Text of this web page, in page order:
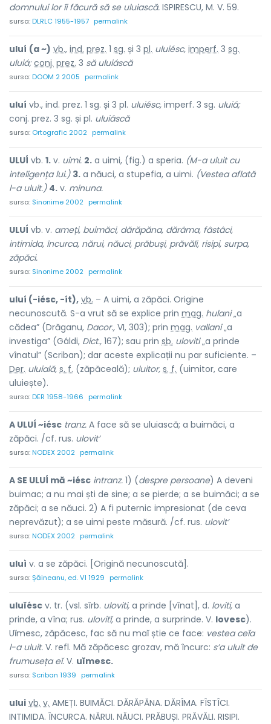
domnului lor îi făcură să se uluiască. ISPIRESCU, M. V. 59.
sursa:DLRLC 1955-1957 permalink
uluí (a ~) vb., ind. prez. 1 sg. și 3 pl. uluiésc, imperf. 3 sg.
uluiá; conj. prez. 3 să uluiáscă
sursa:DOOM 2 2005 permalink
uluí vb., ind. prez. 1 sg. și 3 pl. uluiésc, imperf. 3 sg. uluiá;
conj. prez. 3 sg. și pl. uluiáscă
sursa: Ortografic 2002 permalink
ULUÍ vb. 1. v. uimi. 2. a uimi, (fig.) a speria. (M-a uluit cu
inteligența lui.) 3. a năuci, a stupefia, a uimi. (Vestea aflată
l-a uluit.) 4. v. minuna.
sursa: Sinonime 2002 permalink
ULUÍ vb. v. ameți, buimăci, dărăpăna, dărâma, fâstâci,
intimida, încurca, nărui, năuci, prăbuși, prăvăli, risipi, surpa,
zăpăci.
sursa: Sinonime 2002 permalink
uluí (-iésc, -ít), vb. – A uimi, a zăpăci. Origine
necunoscută. S-a vrut să se explice prin mag. hulani„a
cădea” (Drăganu, Dacor., VI, 303); prin mag. vallani„a
investiga” (Gáldi, Dict., 167); sau prin sb. uloviti„a prinde
vînatul” (Scriban); dar aceste explicații nu par suficiente. –
Der. uluială, s. f. (zăpăceală); uluitor, s. f. (uimitor, care
uluiește).
sursa:DER 1958-1966 permalink
A ULUÍ ~iésc tranz. A face să se uluiască; a buimăci, a
zăpăci. /cf. rus. ulovit’
sursa:NODEX 2002 permalink
A SE ULUÍ mă ~iésc intranz. 1) (despre persoane) A deveni
buimac; a nu mai ști de sine; a se pierde; a se buimăci; a se
zăpăci; a se năuci. 2) A fi puternic impresionat (de ceva
neprevăzut); a se uimi peste măsură. /cf. rus. ulovit’
sursa:NODEX 2002 permalink
uluì v. a se zăpăci. [Origină necunoscută].
sursa:Șăineanu, ed. VI 1929 permalink
uluĭésc v. tr. (vsl. sîrb. uloviti, a prinde [vînat], d. loviti, a
prinde, a vîna; rus. ulovitĭ, a prinde, a surprinde. V. lovesc).
Uĭmesc, zăpăcesc, fac să nu maĭ știe ce face: vestea ceĭa
l-a uluit. V. refl. Mă zăpăcesc grozav, mă încurc: s’a uluit de
frumuseța eĭ. V. uĭmesc.
sursa: Scriban 1939 permalink
ului vb. v. AMEȚI. BUIMĂCI. DĂRĂPĂNA. DĂRÎMA. FÎSTÎCI.
INTIMIDA. ÎNCURCA. NĂRUI. NĂUCI. PRĂBUȘI. PRĂVĂLI. RISIPI.